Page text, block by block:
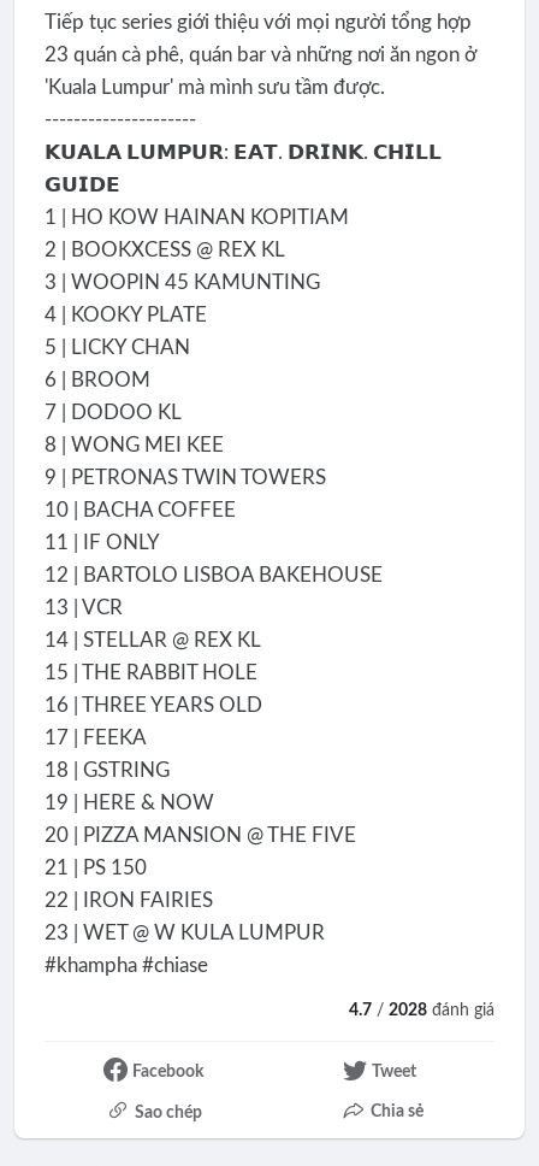
Tiếp tục series giới thiệu với mọi người tổng hợp
23 quán cà phê, quán bar và những nơi ăn ngon ở
'Kuala Lumpur' mà mình sưu tầm được.
---------------------
𝗞𝗨𝗔𝗟𝗔 𝗟𝗨𝗠𝗣𝗨𝗥: 𝗘𝗔𝗧. 𝗗𝗥𝗜𝗡𝗞. 𝗖𝗛𝗜𝗟𝗟
𝗚𝗨𝗜𝗗𝗘
1 | HO KOW HAINAN KOPITIAM
2 | BOOKXCESS @ REX KL
3 | WOOPIN 45 KAMUNTING
4 | KOOKY PLATE
5 | LICKY CHAN
6 | BROOM
7 | DODOO KL
8 | WONG MEI KEE
9 | PETRONAS TWIN TOWERS
10 | BACHA COFFEE
11 | IF ONLY
12 | BARTOLO LISBOA BAKEHOUSE
13 | VCR
14 | STELLAR @ REX KL
15 | THE RABBIT HOLE
16 | THREE YEARS OLD
17 | FEEKA
18 | GSTRING
19 | HERE & NOW
20 | PIZZA MANSION @ THE FIVE
21 | PS 150
22 | IRON FAIRIES
23 | WET @ W KULA LUMPUR
#khampha #chiase
4.7 /2028 đánh giá
Facebook Tweet
Sao chép Chia sẻ